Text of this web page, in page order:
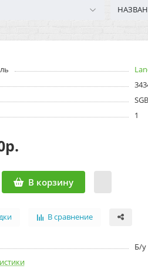
1
В корзину
В сравнение
Б/у